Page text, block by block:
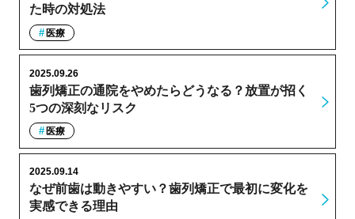
た時の対処法
医療
歯列矯正の通院をやめたらどうなる？放置が招く
5つの深刻なリスク
2025.09.26
医療
なぜ前歯は動きやすい？歯列矯正で最初に変化を
実感できる理由
2025.09.14